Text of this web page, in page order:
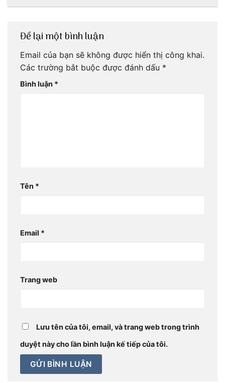
Để lại một bình luận
Email của bạn sẽ không được hiển thị công khai.
Các trường bắt buộc được đánh dấu *
Bình luận *
Tên *
Email *
Trang web
Lưu tên của tôi, email, và trang web trong trình
duyệt này cho lần bình luận kế tiếp của tôi.